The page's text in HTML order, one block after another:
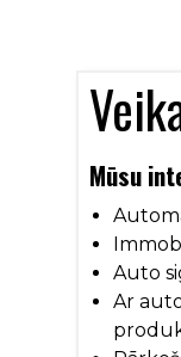
Auto
Ar
Mūsu